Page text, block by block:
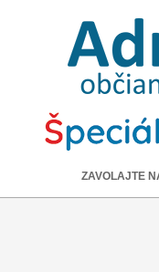
ADROSKO
OBČIANSKE
ZDRUŽENIE
ZAVOLAJTE